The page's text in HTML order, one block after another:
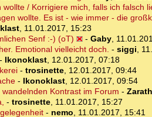
/ Korrigiere mich, falls ich falsch
wollte. Es ist - wie immer - die
, 11.01.2017, 15:23
Senf :-) (oT)
- Gaby,
Emotional vielleicht doch. - siggi,
Ikonoklast, 12.01.2017, 07:18
- trosinette, 12.01.2017, 09:44
- Ikonoklast, 12.01.2017, 09:54
Kontrast im Forum -
- trosinette, 11.01.2017, 15:27
- nemo, 11.01.2017, 15:41